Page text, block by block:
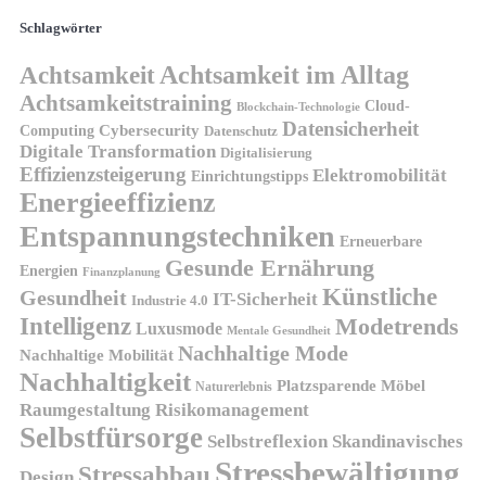
Schlagwörter
AchtsamkeitAchtsamkeit im Alltag
Achtsamkeitstraining Blockchain-Technologie Cloud-
Computing Cybersecurity Datenschutz Datensicherheit
Digitale Transformation Digitalisierung
Effizienzsteigerung Einrichtungstipps Elektromobilität
Energieeffizienz
Entspannungstechniken Erneuerbare
Energien Finanzplanung Gesunde Ernährung
Gesundheit Industrie 4.0 IT-Sicherheit Künstliche
Intelligenz Luxusmode Mentale Gesundheit Modetrends
Nachhaltige Mobilität Nachhaltige Mode
Nachhaltigkeit Naturerlebnis Platzsparende Möbel
Raumgestaltung Risikomanagement
Selbstfürsorge Selbstreflexion Skandinavisches
Stressbewältigung